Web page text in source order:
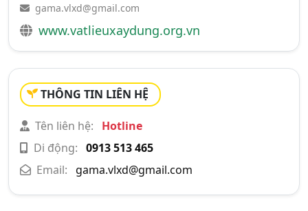
gama.vlxd@gmail.com
www.vatlieuxaydung.org.vn
THÔNG TIN LIÊN HỆ
Tên liên hệ:
Hotline
Di động: 0913 513 465
Email:
gama.vlxd@gmail.com